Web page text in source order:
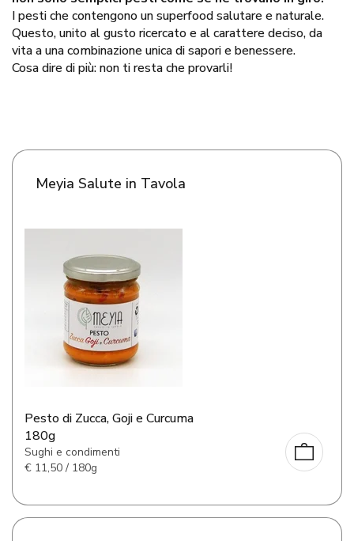
I pesti che contengono un superfood salutare e naturale.
Questo, unito al gusto ricercato e al carattere deciso, da
vita a una combinazione unica di sapori e benessere.
Cosa dire di più: non ti resta che provarli!
Meyia Salute in Tavola
Pesto di Zucca, Goji e Curcuma
180g
Sughi e condimenti
€ 11,50 / 180g